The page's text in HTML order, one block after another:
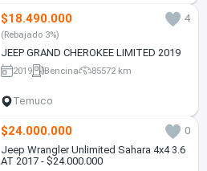
$18.490.000 4
(Rebajado 3%)
JEEP GRAND CHEROKEE LIMITED 2019
2019 Bencina 85572 km
Temuco
$24.000.000
0
Jeep Wrangler Unlimited Sahara 4x4 3.6
AT 2017 - $24.000.000